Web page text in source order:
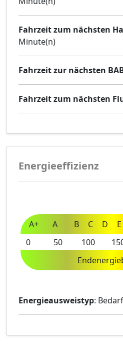
Fahrzeit zum nächsten
Minute(n)
Fahrzeit zur nächsten
Fahrzeit zum nächsten
Energieeffizienz
A+ A B C D E
0 50 100
Energieausweistyp: